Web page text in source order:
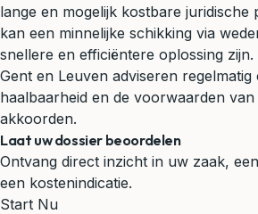
lange en mogelijk kostbare
kan een minnelijke schikking via
snellere en efficiëntere oplossing
Gent en Leuven adviseren
haalbaarheid en de voorwaarden van
akkoorden.
Laat uw dossier beoordelen
Ontvang direct inzicht in uw zaak,
een kostenindicatie.
Start Nu